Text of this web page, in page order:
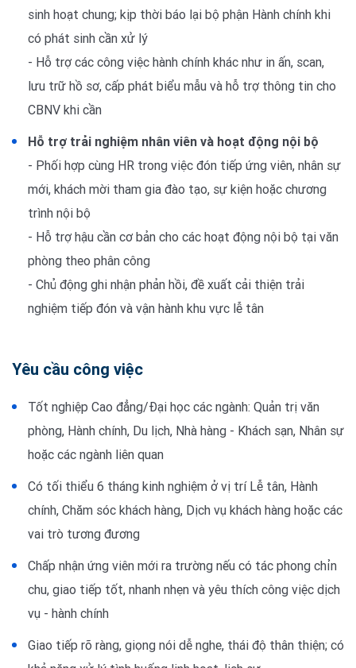
sinh hoạt chung; kịp thời báo lại bộ phận Hành chính khi
có phát sinh cần xử lý
- Hỗ trợ các công việc hành chính khác như in ấn, scan,
lưu trữ hồ sơ, cấp phát biểu mẫu và hỗ trợ thông tin cho
CBNV khi cần
Hỗ trợ trải nghiệm nhân viên và hoạt động nội bộ
- Phối hợp cùng HR trong việc đón tiếp ứng viên, nhân sự
mới, khách mời tham gia đào tạo, sự kiện hoặc chương
trình nội bộ
- Hỗ trợ hậu cần cơ bản cho các hoạt động nội bộ tại văn
phòng theo phân công
- Chủ động ghi nhận phản hồi, đề xuất cải thiện trải
nghiệm tiếp đón và vận hành khu vực lễ tân
Yêu cầu công việc
Tốt nghiệp Cao đẳng/Đại học các ngành: Quản trị văn
phòng, Hành chính, Du lịch, Nhà hàng - Khách sạn, Nhân sự
hoặc các ngành liên quan
Có tối thiểu 6 tháng kinh nghiệm ở vị trí Lễ tân, Hành
chính, Chăm sóc khách hàng, Dịch vụ khách hàng hoặc các
vai trò tương đương
Chấp nhận ứng viên mới ra trường nếu có tác phong chỉn
chu, giao tiếp tốt, nhanh nhẹn và yêu thích công việc dịch
vụ - hành chính
Giao tiếp rõ ràng, giọng nói dễ nghe, thái độ thân thiện; có